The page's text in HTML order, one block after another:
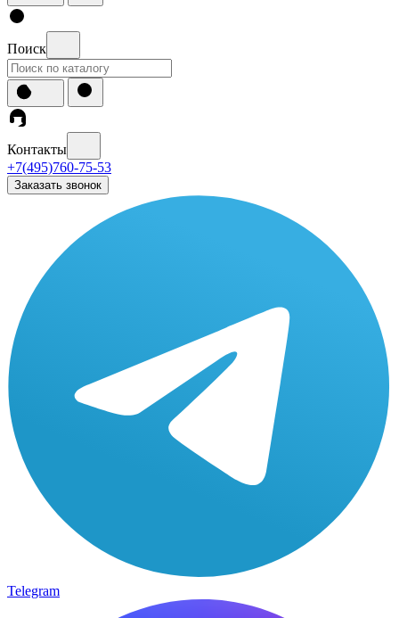
Поиск
Контакты
+7(495)760-75-53
Заказать звонок
Telegram